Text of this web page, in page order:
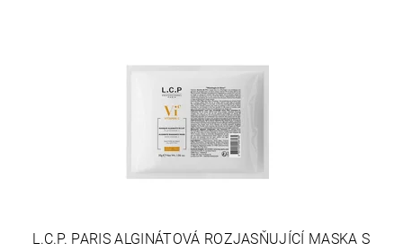
L.C.P. PARIS ALGINÁTOVÁ ROZJASŇUJÍCÍ MASKA S